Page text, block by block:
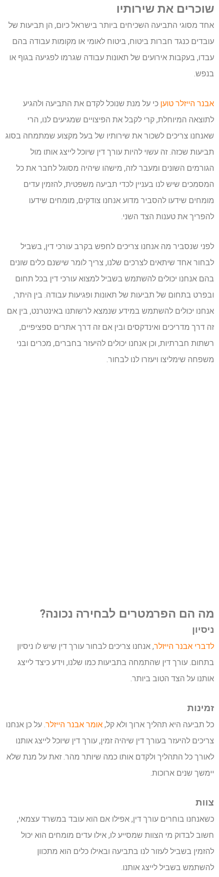
שוכרים את שירותיו
אחד מסוגי התביעה השכיחים ביותר בישראל כיום, הן תביעות של
עובדים כנגד חברות ביטוח, ביטוח לאומי או מקומות עבודה בהם
עבדו, בעקבות אירועים של תאונות עבודה שגרמו לפגיעה בגוף או
בנפש.
אבנר הייזלר טוען כי על מנת שנוכל לקדם את התביעה ולהגיע
לתוצאה המיוחלת, קרי לקבל את הפיצויים שמגיעים לנו, הרי
שאנחנו צריכים לשכור את שירותיו של בעל מקצוע שמתמחה בסוג
תביעות שכזה. זה עשוי להיות עורך דין שיוכל לייצג אותו מול
הגורמים השונים ומעבר לזה, מישהו שיהיה מסוגל לחבר את כל
המסמכים שיש לנו בעניין לכדי תביעה משפטית, להזמין עדים
מומחים שידעו להסביר מדוע אנחנו צודקים, מומחים שידעו
להפריך את טענות הצד השני.
לפני שנסביר מה אנחנו צריכים לחפש בקרב עורכי דין, בשביל
לבחור אחד שיתאים לצרכים שלנו, צריך לומר שישנם כלים שונים
בהם אנחנו יכולים להשתמש בשביל למצוא עורכי דין בכל תחום
ובפרט בתחום של תביעות של תאונות ופגיעות עבודה. בין היתר,
אנחנו יכולים להשתמש במידע שנמצא לרשותנו באינטרנט, בין אם
זה דרך מדריכים ואינדקסים ובין אם זה דרך אתרים ספציפיים,
רשתות חברתיות, וכן אנחנו יכולים להיעזר בחברים, מכרים ובני
משפחה שימליצו ויעזרו לנו לבחור.
מה הם הפרמטרים לבחירה נכונה?
ניסיון
לדברי אבנר הייזלר, אנחנו צריכים לבחור עורך דין שיש לו ניסיון
בתחום. עורך דין שהתמחה בתביעות כמו שלנו, וידע כיצד לייצג
אותנו על הצד הטוב ביותר.
זמינות
כל תביעה היא תהליך ארוך ולא קל, אומר אבנר הייזלר . על כן אנחנו
צריכים להיעזר בעורך דין שיהיה זמין, עורך דין שיוכל לייצג אותנו
לאורך כל התהליך ולקדם אותו כמה שיותר מהר. זאת על מנת שלא
יימשך שנים ארוכות.
צוות
כשאנחנו בוחרים עורך דין, אפילו אם הוא עובד במשרד עצמאי,
חשוב לבדוק מי הצוות שמסייע לו, אילו עדים מומחים הוא יכול
להזמין בשביל לעזור לנו בתביעה ובאילו כלים הוא מתכוון
להשתמש בשביל לייצג אותנו.